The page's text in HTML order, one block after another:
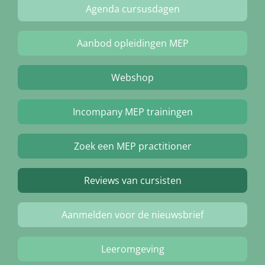
Agenda cursusdagen
Aanbod opleidingen MEP
Webshop
Incompany MEP trainingen
Zoek een MEP practitioner
Reviews van cursisten
Aanmelden voor de nieuwsbrief
Leeromgeving